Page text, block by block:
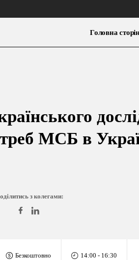
Головна
МСБ в
з колегами:
Безкоштовно 14:00 - 16:30